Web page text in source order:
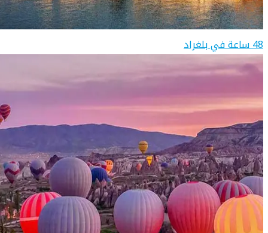
48 ساعة في بلغراد